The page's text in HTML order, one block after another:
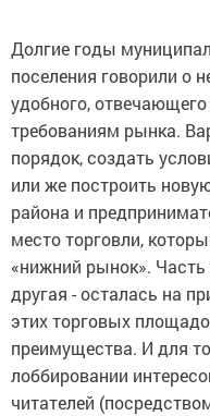
Долгие годы
поселения говорили о
удобного,
требованиям рынка.
порядок, создать
или же построить
района и
место торговли,
«нижний рынок».
другая - осталась на
этих торговых
преимущества. И для
лоббировании
читателей